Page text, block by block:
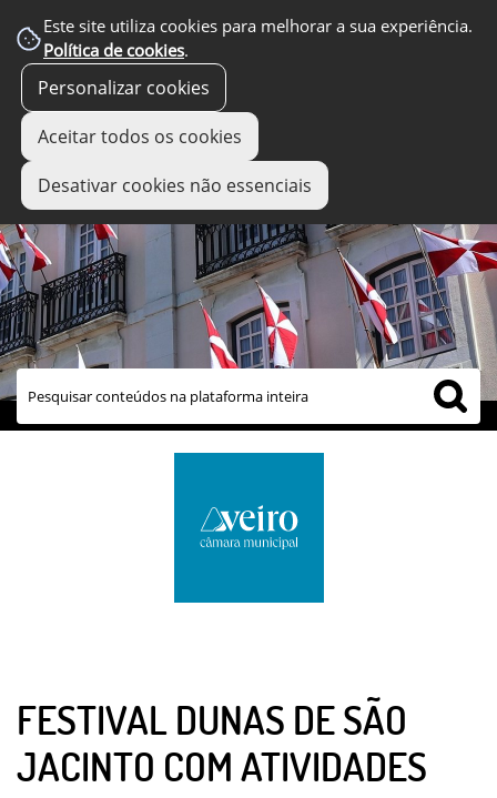
Este site utiliza cookies para melhorar a sua experiência.
Política de cookies.
Personalizar cookies
Aceitar todos os cookies
Desativar cookies não essenciais
links úteis
FESTIVAL DUNAS DE SÃO
JACINTO COM ATIVIDADES